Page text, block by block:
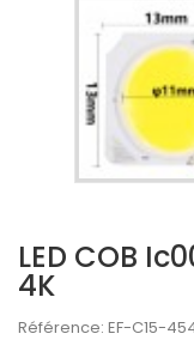
LED COB
4K
Référence: EF-C15-